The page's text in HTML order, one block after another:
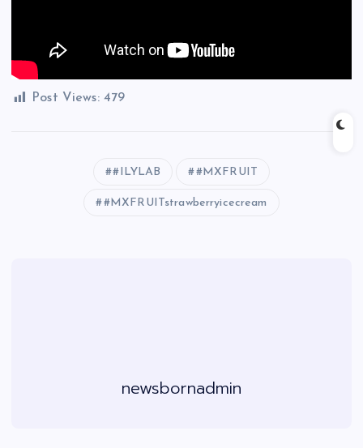
Post Views: 479
#ILYLAB #MXFRUIT
#MXFRUITstrawberryicecream
newsbornadmin